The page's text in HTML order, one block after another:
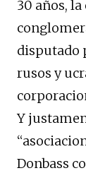
30 años,
disputado
rusos y
Y
Donbass